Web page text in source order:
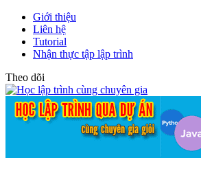
Giới thiệu
Liên hệ
Tutorial
Nhận thực tập lập trình
Theo dõi